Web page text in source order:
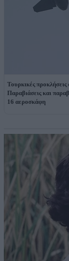
Τουρκικές προκλήσεις
Παραβιάσεις και
16 αεροσκάφη